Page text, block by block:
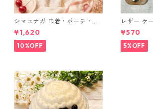
シマエナガ 巾着・ポーチ・ミ
ニポーチ(カード収納にも) ３
点セット さくらんぼ柄×淡いピ
ンク
¥1,620
10%OFF
レザー ケ
セット
¥570
5%OFF